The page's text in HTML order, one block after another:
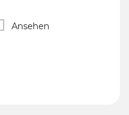
Ansehen